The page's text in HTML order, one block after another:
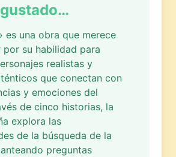
es una obra que merece
por su habilidad para
realistas y
que conectan con
y emociones del
de cinco historias, la
explora las
de la búsqueda de la
preguntas